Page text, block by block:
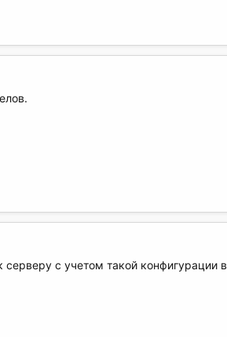
с учетом такой конфигурации в